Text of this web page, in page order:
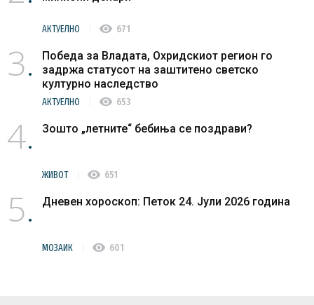
АКТУЕЛНО visibility 671
3
Победа за Владата, Охридскиот регион го
задржа статусот на заштитено светско
културно наследство
АКТУЕЛНО visibility 653
4 Зошто „летните“ бебиња се поздрави?
ЖИВОТ visibility 651
5 Дневен хороскоп: Петок 24. Јули 2026 година
МОЗАИК visibility 601